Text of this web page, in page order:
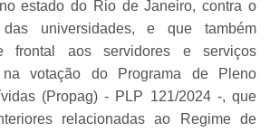
estado do Rio de Janeiro, contra o
das universidades, e que também
frontal aos servidores e serviços
votação do Programa de Pleno
(Propag) - PLP 121/2024 -, que
relacionadas ao Regime de